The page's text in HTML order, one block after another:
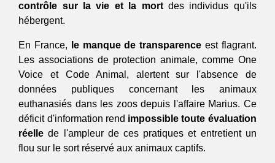
contrôle sur la vie et la mort des individus qu'ils
hébergent.
En France, le manque de transparence est flagrant.
Les associations de protection animale, comme One
Voice et Code Animal, alertent sur l'absence de
données publiques concernant les animaux
euthanasiés dans les zoos depuis l'affaire Marius. Ce
déficit d'information rend impossible toute évaluation
réelle de l'ampleur de ces pratiques et entretient un
flou sur le sort réservé aux animaux captifs.